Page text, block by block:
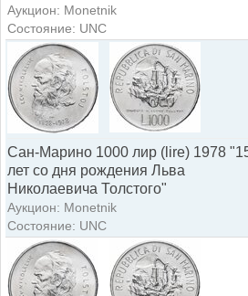
Аукцион: Monetnik
Состояние: UNC
Сан-Марино 1000 лир (lire) 1978
лет со дня рождения Льва
Николаевича Толстого"
Аукцион: Monetnik
Состояние: UNC